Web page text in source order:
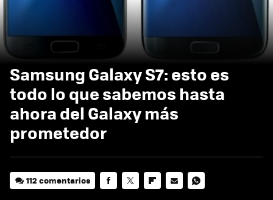
Samsung Galaxy S7: esto es
todo lo que sabemos hasta
ahora del Galaxy más
prometedor
112 comentarios